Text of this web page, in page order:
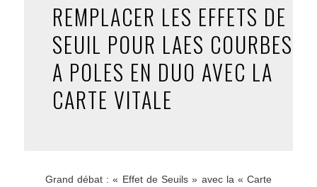
REMPLACER LES EFFETS DE
SEUIL POUR LAES COURBES
A POLES EN DUO AVEC LA
CARTE VITALE
Grand débat : « Effet de Seuils » avec la « Carte